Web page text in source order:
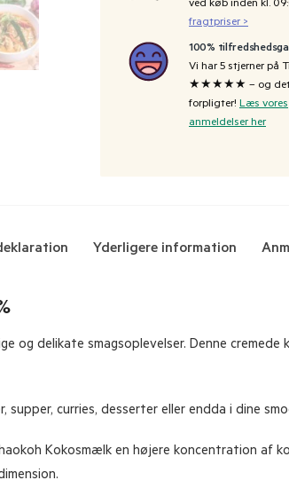
ved køb inden kl.
fragtpriser >
100%
Vi har 5 stjerner på
★★★★★ – og
forpligter! Læs vores
anmeldelser her
Yderligere information
og delikate smagsoplevelser. Denne
supper, curries, desserter eller endda i dine
Kokosmælk en højere koncentration af